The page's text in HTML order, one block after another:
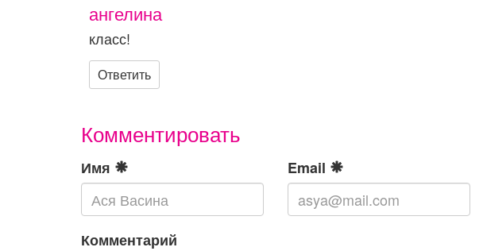
ангелина
класс!
Ответить
Комментировать
Имя Email
Комментарий